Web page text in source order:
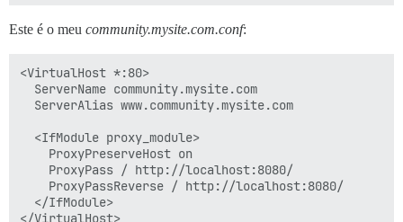
Este é o meu community.mysite.com.conf:
<VirtualHost *:80>
  ServerName community.mysite.com
  ServerAlias www.community.mysite.com
  <IfModule proxy_module>
    ProxyPreserveHost on
    ProxyPass / http://localhost:8080/
    ProxyPassReverse / http://localhost:8080/
  </IfModule>